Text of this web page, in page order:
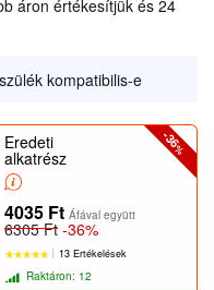
áron értékesítjük és 24
kompatibilis-e
-36
%
Eredeti
alkatrész
4035 Ft Áfával együtt
6305 Ft -36%
13 Ertékelések
Raktáron: 12